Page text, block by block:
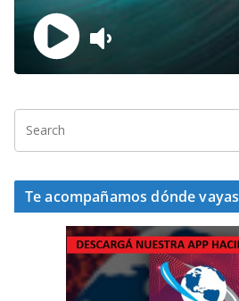
Te acompañamos dónde vayas